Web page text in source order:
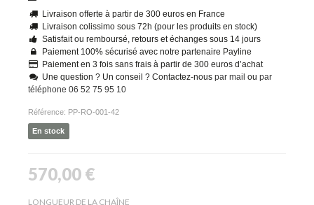
Livraison offerte à partir de 300 euros en France
Livraison colissimo sous 72h (pour les produits en stock)
Satisfait ou remboursé, retours et échanges sous 14 jours
Paiement 100% sécurisé avec notre partenaire Payline
Paiement en 3 fois sans frais à partir de 300 euros d’achat
Une question ? Un conseil ? Contactez-nous par mail ou par
téléphone 06 52 75 95 10
Référence: PP-RO-001-42
En stock
570,00 €
LONGUEUR DE LA CHAÎNE